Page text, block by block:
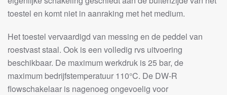
toestel en komt niet in aanraking met het medium.
Het toestel vervaardigd van messing en de peddel van
roestvast staal. Ook is een volledig rvs uitvoering
beschikbaar. De maximum werkdruk is 25 bar, de
maximum bedrijfstemperatuur 110°C. De DW-R
flowschakelaar is nagenoeg ongevoelig voor